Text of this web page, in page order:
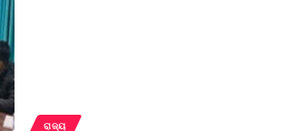
ରାଜ୍ୟ